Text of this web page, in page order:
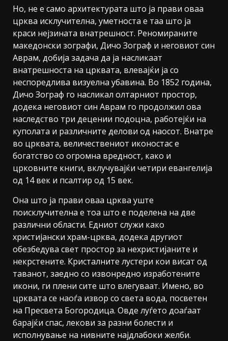
Но, не е само архитектурата што ја прави оваа
црква исклучителна, уметноста е таа што ја
краси нејзината внатрешност. Реномираните
македонски зографи, Дичо Зограф и неговиот син
Аврам, добија задача да ја насликаат
внатрешноста на црквата, влевајќи ја со
неспоредлива визуелна убавина. Во 1852 година,
Дичо Зограф го насликал олтарниот простор,
додека неговиот син Аврам го продолжил ова
наследство три децении подоцна, работејќи на
куполата и различните делови од наосот. Внатре
во црквата, величествениот иконостас е
богатство со огромна вредност, како и
црковните книги, вклучувајќи четири евангелија
од 14 век и псалтир од 15 век.
Она што ја прави оваа црква уште
поисклучителна е тоа што е поделена на две
различни области. Едниот служи како
христијански храм-црква, додека другиот
обезбедува свет простор за нехристијаните и
некрстените. Кристалните лустери кои висат од
таванот, заедно со извонредно изработените
икони, ги плени сите што влегуваат. Имено, во
црквата се наоѓа извор со света вода, посветен
на Пресвета Богородица. Овде луѓето доаѓаат
барајќи спас, лекови за разни болести и
исполнување на нивните најдлабоки желби.